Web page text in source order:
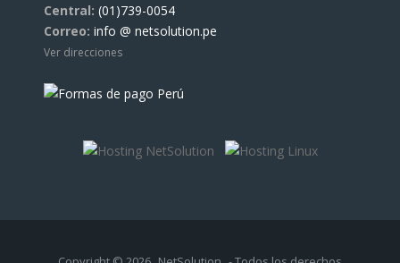
Central: (01)739-0054
Correo: info @ netsolution.pe
Ver direcciones